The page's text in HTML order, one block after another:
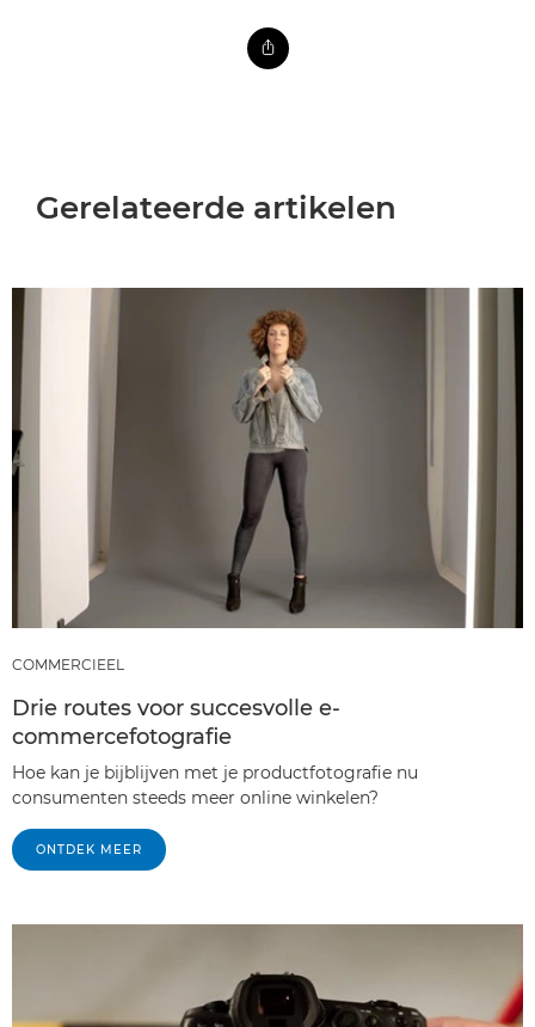
Gerelateerde artikelen
COMMERCIEEL
Drie routes voor succesvolle e-
commercefotografie
Hoe kan je bijblijven met je productfotografie nu
consumenten steeds meer online winkelen?
ONTDEK MEER